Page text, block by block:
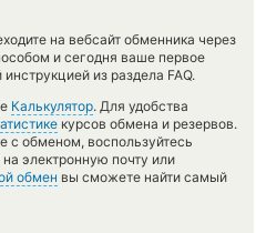
на вебсайт обменника через
и сегодня ваше первое
из раздела FAQ.
Калькулятор. Для удобства
курсов обмена и резервов.
с обменом, воспользуйтесь
электронную почту или
обмен вы сможете найти самый